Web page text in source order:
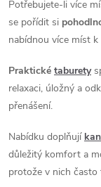
c
í
p
r
v
k
Potřebujete-li více
se pořídit si
nabídnou více míst k
Praktické taburety
relaxaci, úložný a
přenášení.
Nabídku doplňují
důležitý komfort a
protože v nich